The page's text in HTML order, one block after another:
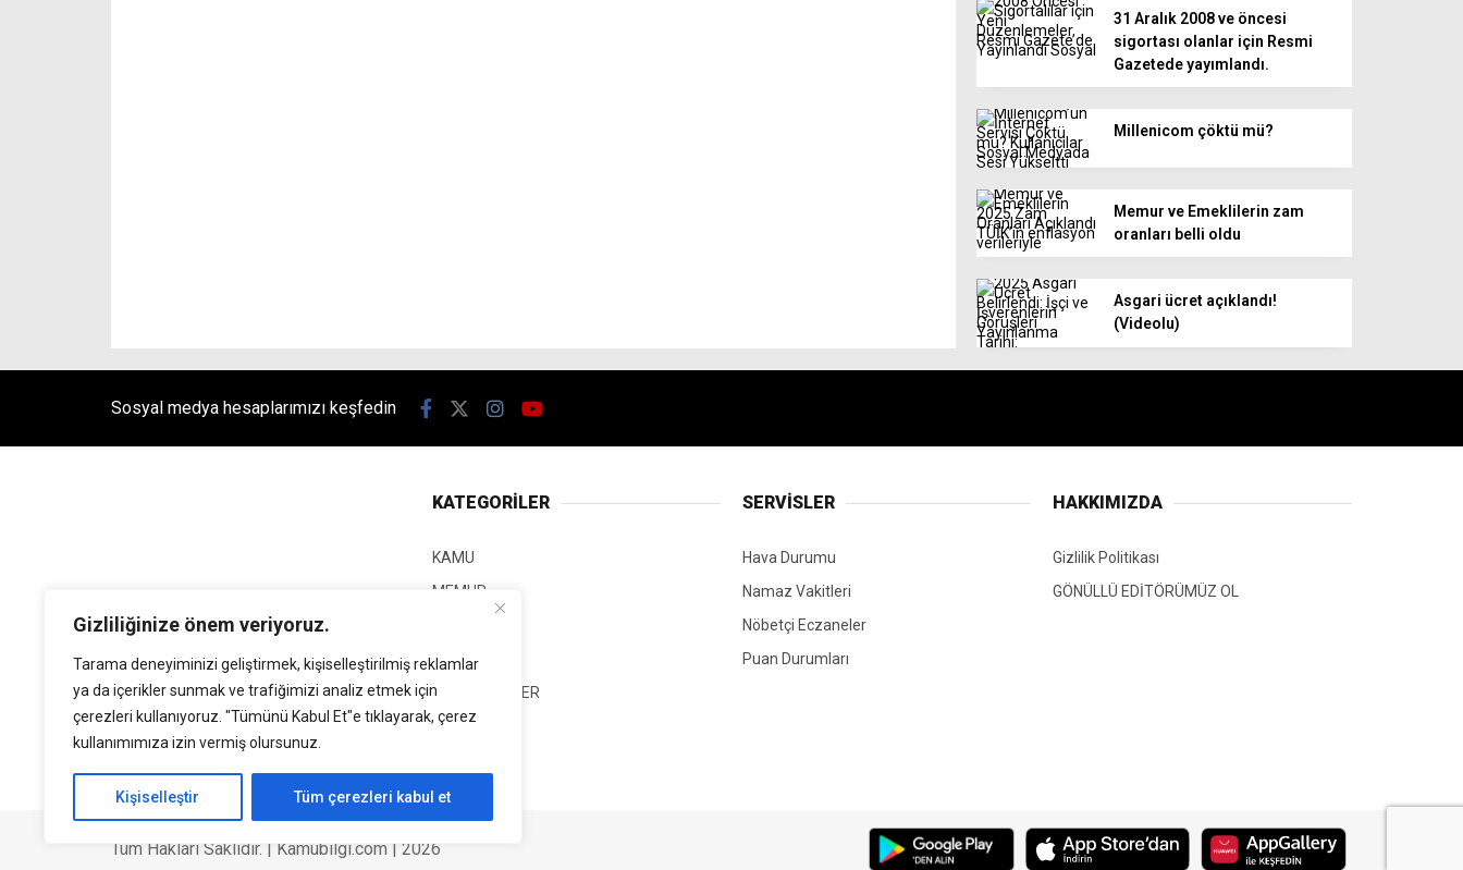
Gizliliğinize önem veriyoruz.
Tarama deneyiminizi geliştirmek, kişiselleştirilmiş reklamlar
ya da içerikler sunmak ve trafiğimizi analiz etmek için
çerezleri kullanıyoruz. "Tümünü Kabul Et"e tıklayarak, çerez
kullanımımıza izin vermiş olursunuz.
Kişiselleştir Tüm çerezleri kabul et
31 Aralık 2008 ve öncesi
sigortası olanlar için Resmi
Gazetede yayımlandı.
Millenicom çöktü mü?
Memur ve Emeklilerin zam
oranları belli oldu
Asgari ücret açıklandı!
(Videolu)
Sosyal medya hesaplarımızı keşfedin
KATEGORİLER
KAMU
MEMUR
EĞİTİM
GÜNCEL HABER
SİYASET
SERVİSLER
Hava Durumu
Namaz Vakitleri
Nöbetçi Eczaneler
Puan Durumları
HAKKIMIZDA
Gizlilik Politikası
GÖNÜLLÜ EDİTÖRÜMÜZ OL
Tüm Hakları Saklıdır. | Kamubilgi.com | 2026